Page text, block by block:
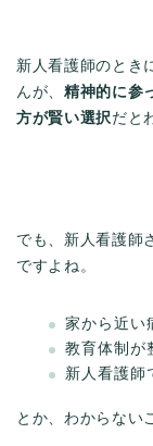
新人看護師のとき
んが、精神的に参
方が賢い選択だと
でも、新人看護師
ですよね。
家から近い
教育体制が
新人看護師
とか、わからない